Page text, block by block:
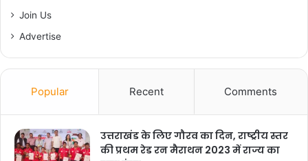
F
a
c
e
X W
at
s
G
m
ai
l
C
o
p
y
S
ar
e
Copy URL
Join Us
Advertise
Popular Recent Comments
उत्तराखंड के लिए गौरव का दिन, राष्ट्रीय स्तर
की प्रथम रेड रन मैराथन 2023 में राज्य का